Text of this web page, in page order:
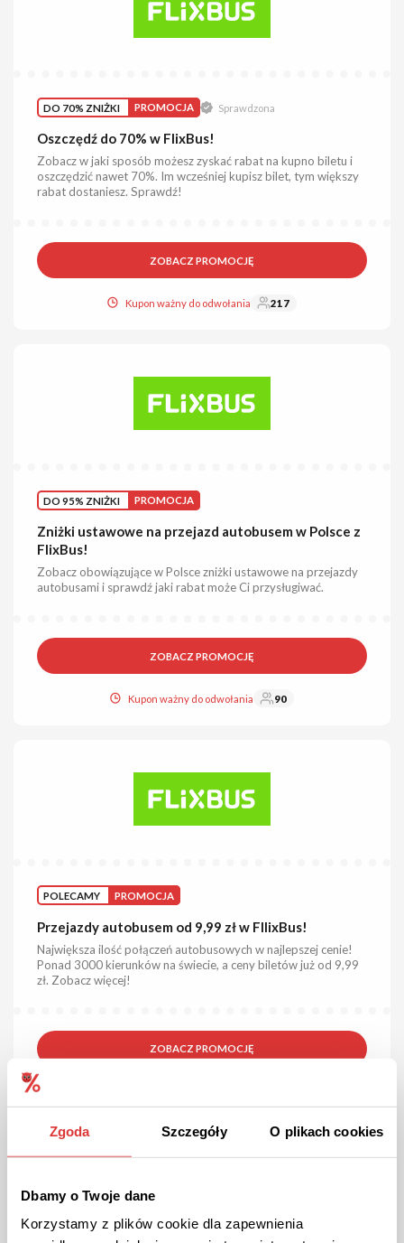
Zgoda Szczegóły O plikach cookies
Dbamy o Twoje dane
Korzystamy z plików cookie dla zapewnienia
DO 70% ZNIŻKI PROMOCJA Sprawdzona
Oszczędź do 70% w FlixBus!
Zobacz w jaki sposób możesz zyskać rabat na kupno biletu i
oszczędzić nawet 70%. Im wcześniej kupisz bilet, tym większy
rabat dostaniesz. Sprawdź!
ZOBACZ PROMOCJĘ
Kupon ważny do odwołania 217
DO 95% ZNIŻKI PROMOCJA
Zniżki ustawowe na przejazd autobusem w Polsce z
FlixBus!
Zobacz obowiązujące w Polsce zniżki ustawowe na przejazdy
autobusami i sprawdź jaki rabat może Ci przysługiwać.
ZOBACZ PROMOCJĘ
Kupon ważny do odwołania 90
POLECAMY PROMOCJA
Przejazdy autobusem od 9,99 zł w FllixBus!
Największa ilość połączeń autobusowych w najlepszej cenie!
Ponad 3000 kierunków na świecie, a ceny biletów już od 9,99
zł. Zobacz więcej!
ZOBACZ PROMOCJĘ